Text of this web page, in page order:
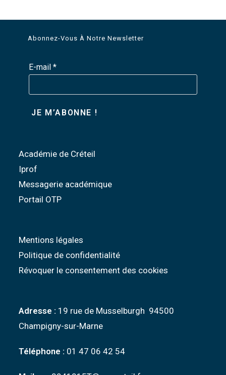
Abonnez-Vous À Notre Newsletter
E-mail*
Académie de Créteil
Iprof
Messagerie académique
Portail OTP
Mentions légales
Politique de confidentialité
Révoquer le consentement des cookies
Adresse : 19 rue de Musselburgh 94500
Champigny-sur-Marne
Téléphone : 01 47 06 42 54